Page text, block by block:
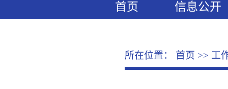
首页
信息公开
所在位置： 首页 >> 工